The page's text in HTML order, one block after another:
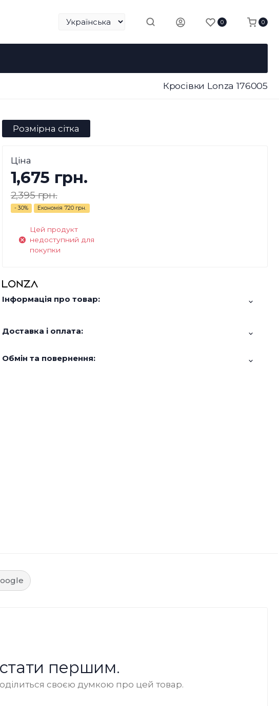
0 0
Кросівки Lonza 176005
Розмірна сітка
Ціна
1,675 грн.
2,395 грн.
- 30% Економія 720 грн.
Цей продукт
недоступний для
покупки
Інформація про товар:
Доставка і оплата:
Обмін та повернення:
першим.
своєю думкою про цей товар.